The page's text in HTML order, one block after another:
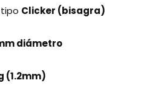
Clicker (bisagra)
diámetro
(1.2mm)